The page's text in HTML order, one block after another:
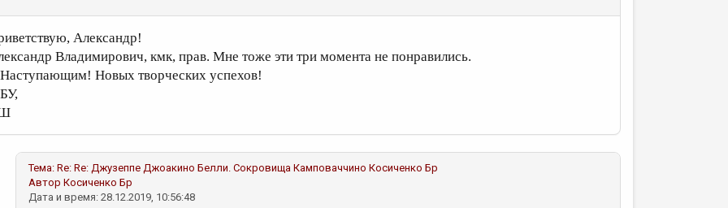
Александр!
Владимирович, кмк, прав. Мне тоже эти три момента не понравились.
Новых творческих успехов!
Тема: Re: Re: Джузеппе Джоакино Белли. Сокровища Камповаччино Косиченко Бр
Автор Косиченко Бр
Дата и время: 28.12.2019, 10:56:48